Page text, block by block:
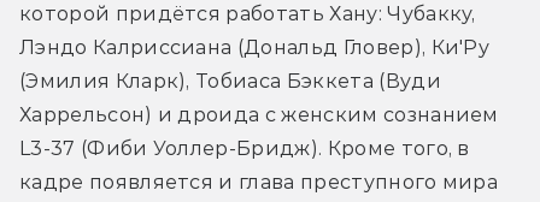
которой придётся работать Хану: Чубакку,
Лэндо Калриссиана (Дональд Гловер), Ки'Ру
(Эмилия Кларк), Тобиаса Бэккета (Вуди
Харрельсон) и дроида с женским сознанием
L3-37 (Фиби Уоллер-Бридж). Кроме того, в
кадре появляется и глава преступного мира